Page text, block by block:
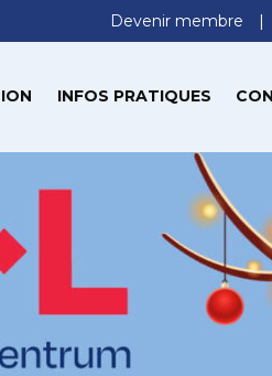
Devenir membre
INFOS PRATIQUES